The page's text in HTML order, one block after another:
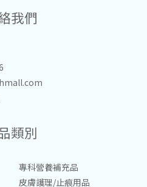
我們
類別
專科營養補充品
皮膚護理/止痕用品